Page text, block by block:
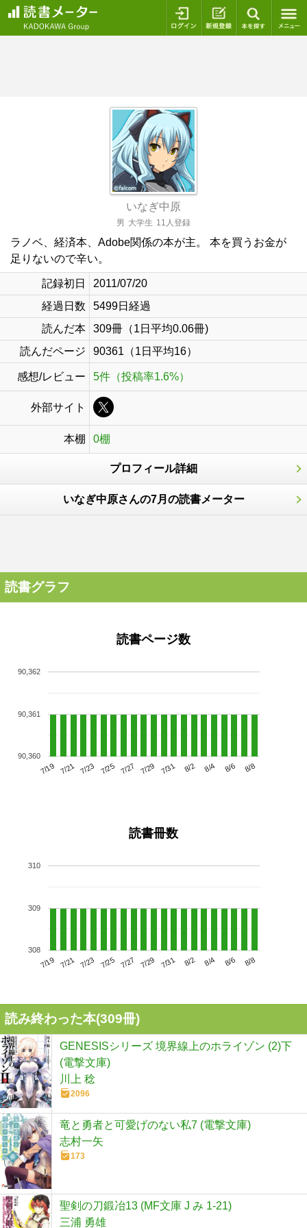
ログイン 新規登録
いなぎ中原
男 大学生 11人登録
ラノベ、経済本、Adobe関係の本が主。 本を買うお金が
足りないので辛い。
記録初日
2011/07/20
経過日数
5499日経過
読んだ本
309冊（1日平均0.06冊)
読んだページ
90361（1日平均16）
感想/レビュー 5件（投稿率1.6%）
外部サイト
本棚 0棚
プロフィール詳細
いなぎ中原さんの7月の読書メーター
読書グラフ
読書ページ数
7/19 7/21 7/23 7/25 7/27 7/29 7/31 8/2 8/4 8/6 8/8
90,360
90,361
90,362
読書冊数
7/19 7/21 7/23 7/25 7/27 7/29 7/31 8/2 8/4 8/6 8/8
308
309
310
読み終わった本(309冊)
GENESISシリーズ 境界線上のホライゾン (2)下
(電撃文庫)
川上 稔
2096
竜と勇者と可愛げのない私7 (電撃文庫)
志村一矢
173
聖剣の刀鍛冶13 (MF文庫 J み 1-21)
三浦 勇雄